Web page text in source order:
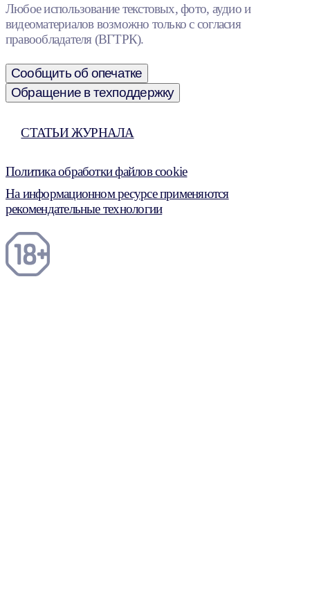
Любое использование текстовых, фото, аудио и
видеоматериалов возможно только с согласия
правообладателя (ВГТРК).
Сообщить об опечатке
Обращение в техподдержку
СТАТЬИ ЖУРНАЛА
Политика обработки файлов cookie
На информационном ресурсе применяются
рекомендательные технологии